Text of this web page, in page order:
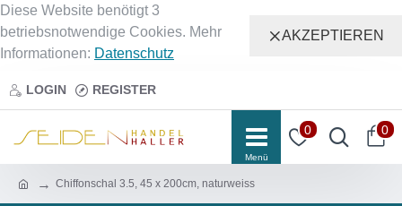
Diese Website benötigt 3
betriebsnotwendige Cookies. Mehr
Informationen: Datenschutz
AKZEPTIEREN
LOGIN REGISTER
0 0
Chiffonschal 3.5, 45 x 200cm, naturweiss